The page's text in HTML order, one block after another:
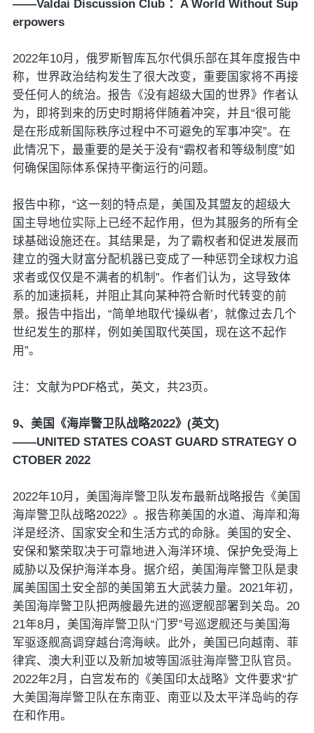
——Valdai Discussion Club ：A World Without Sup
erpowers
2022年10月，俄罗斯智库瓦尔代俱乐部在其年度报告中
称，世界政治结构发生了很大改变，重要国家将不再接
受任何人的统治。报告《没有超级大国的世界》作者认
为，即将到来的历史时期将伴随着冲突，并且“很可能
是在形成新国际秩序过程中不可避免的军事冲突”。在
此情况下，最重要的是关于没有“霸权者和等级制度”如
何确保国际体系保持平衡运行的问题。
报告中称，“这一刻的特点是，美国及其盟友的超级大
国主导地位实际上已经不起作用，但为其服务的所有全
球基础设施还在。其结果是，为了霸权者和促进发展而
建立的强大财富分配机器已变成了一种惩罚全球权力追
求者或仅仅是不满者的机制”。作者们认为，这导致体
系的加速损耗，并阻止其向某种符合新时代转变的前
景。报告中指出，“简单地取代‘操纵者’，就像过去几个
世纪发生的那样，例如美国取代英国，现在这不起作
用”。
注：文献为PDF格式，英文，共23页。
9、美国《海岸警卫队战略2022》(英文)
——UNITED STATES COAST GUARD STRATEGY O
CTOBER 2022
2022年10月，美国海岸警卫队发布最新战略报告《美国
海岸警卫队战略2022》。报告称美国的水道、海岸和海
洋是经济、国家安全和生活方式的命脉。美国的安全、
安保和繁荣取决于可靠地进入海洋环境、保护免受海上
威胁以及保护海洋本身。据介绍，美国海岸警卫队是隶
属美国国土安全部的美国第五大武装力量。2021年初，
美国海岸警卫队把两艘最先进的巡逻舰部署到关岛。20
21年8月，美国海岸警卫队“门罗”号巡逻舰还与美国海
军驱逐舰高调穿越台湾海峡。此外，美国已向越南、菲
律宾、澳大利亚以及新加坡等国派驻海岸警卫队官员。
2022年2月，白宫发布的《美国印太战略》文件要求“扩
大美国海岸警卫队在东南亚、南亚以及太平洋岛屿的存
在和作用。